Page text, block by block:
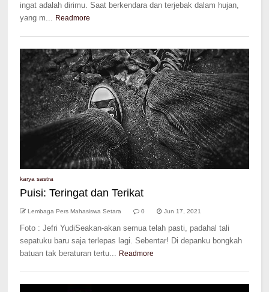
ingat adalah dirimu. Saat berkendara dan terjebak dalam hujan,
yang m... Readmore
karya sastra
Puisi: Teringat dan Terikat
Lembaga Pers Mahasiswa Setara 0 Jun 17, 2021
Foto : Jefri YudiSeakan-akan semua telah pasti, padahal tali
sepatuku baru saja terlepas lagi. Sebentar! Di depanku bongkah
batuan tak beraturan tertu... Readmore